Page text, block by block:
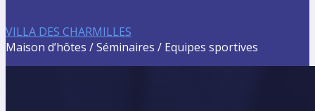
VILLA DES CHARMILLES
Maison d’hôtes / Séminaires / Equipes sportives